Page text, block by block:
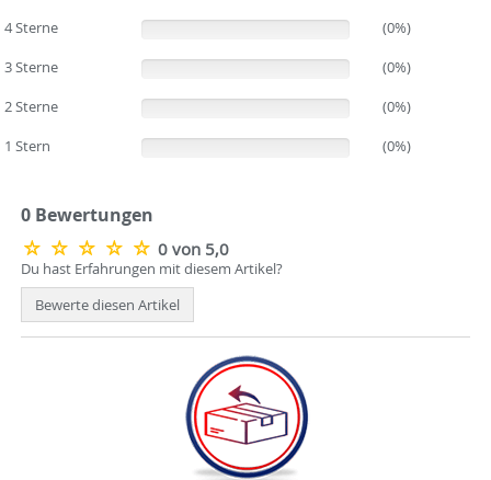
4 Sterne
(0%)
3 Sterne
(0%)
2 Sterne
(0%)
1 Stern
(0%)
0 Bewertungen
0 von 5,0
Du hast Erfahrungen mit diesem Artikel?
Bewerte diesen Artikel